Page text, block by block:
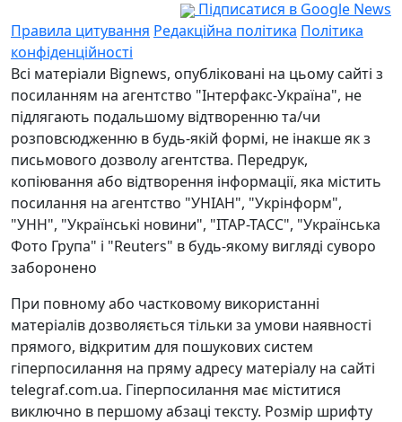
Підписатися в Google News
Правила цитування Редакційна політика Політика
конфіденційності
Всі матеріали Bignews, опубліковані на цьому сайті з
посиланням на агентство "Інтерфакс-Україна", не
підлягають подальшому відтворенню та/чи
розповсюдженню в будь-якій формі, не інакше як з
письмового дозволу агентства. Передрук,
копіювання або відтворення інформації, яка містить
посилання на агентство "УНІАН", "Укрінформ",
"УНН", "Українські новини", "ІТАР-ТАСС", "Українська
Фото Група" і "Reuters" в будь-якому вигляді суворо
заборонено
При повному або частковому використанні
матеріалів дозволяється тільки за умови наявності
прямого, відкритим для пошукових систем
гіперпосилання на пряму адресу матеріалу на сайті
telegraf.com.ua. Гіперпосилання має міститися
виключно в першому абзаці тексту. Розмір шрифту